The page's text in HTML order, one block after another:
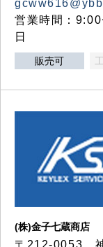
営業時間：
日
販売可
(株)金子七蔵商店
〒212-0053